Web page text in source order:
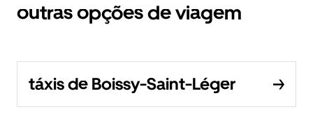
outras opções de viagem
táxis de Boissy-Saint-Léger